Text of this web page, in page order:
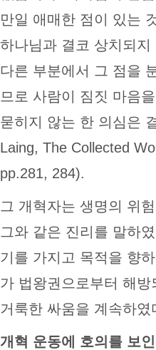
만일 애매한 점이 있는
하나님과 결코 상치되지
다른 부분에서 그 점을
므로 사람이 짐짓 마음
묻히지 않는 한 의심은
Laing, The Collected
pp.281, 284).
그 개혁자는 생명의 위
그와 같은 진리를 말하
기를 가지고 목적을 향
가 법왕권으로부터 해
거룩한 싸움을 계속하였
개혁 운동에 호의를 보